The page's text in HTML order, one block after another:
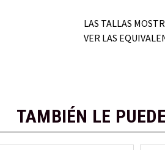
LAS TALLAS
VER LAS
TAMBIÉN LE